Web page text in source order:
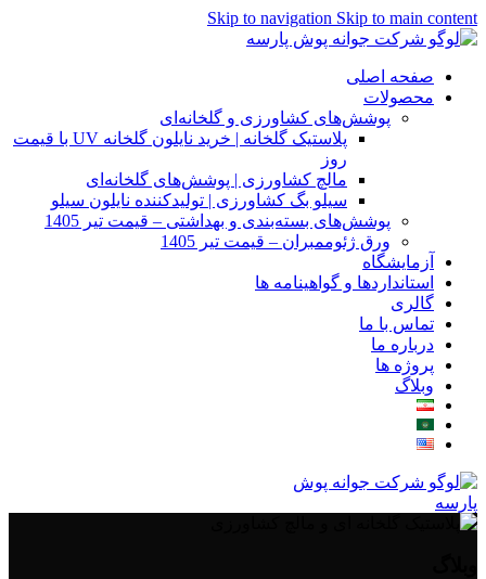
Skip to navigation Skip to main content
صفحه اصلی
محصولات
پوشش‌های کشاورزی و گلخانه‌ای
پلاستیک گلخانه | خرید نایلون گلخانه UV با قیمت
روز
مالچ کشاورزی | پوشش‌های گلخانه‌ای
سیلو بگ کشاورزی | تولیدکننده نایلون سیلو
پوشش‌های بسته‌بندی و بهداشتی – قیمت تیر 1405
ورق ژئوممبران – قیمت تیر 1405
آزمایشگاه
استانداردها و گواهینامه ها
گالری
تماس با ما
درباره ما
پروژه ها
وبلاگ